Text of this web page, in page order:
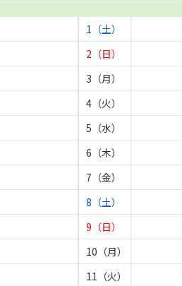
1（土）
2（日）
3（月）
4（火）
5（水）
6（木）
7（金）
8（土）
9（日）
10（月）
11（火）